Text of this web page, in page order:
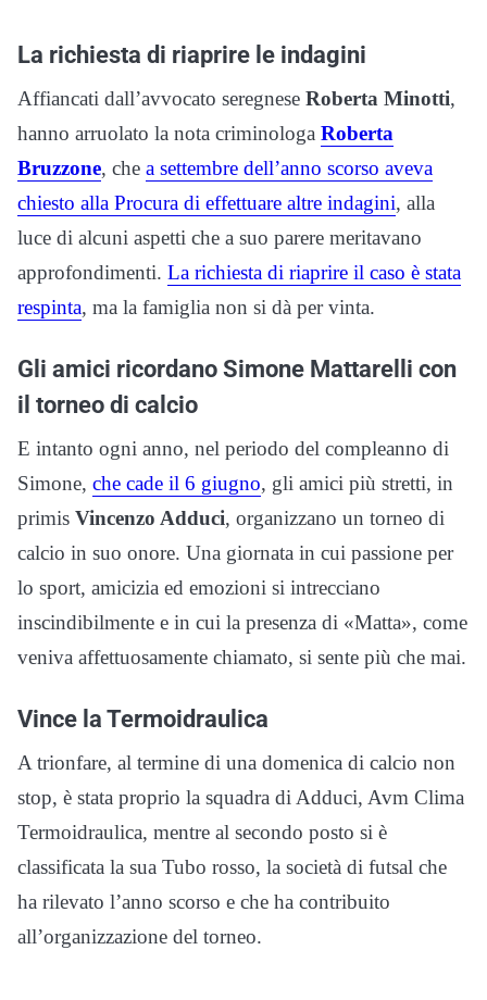
La richiesta di riaprire le indagini
Affiancati dall’avvocato seregnese Roberta Minotti,
hanno arruolato la nota criminologa Roberta
Bruzzone, che a settembre dell’anno scorso aveva
chiesto alla Procura di effettuare altre indagini, alla
luce di alcuni aspetti che a suo parere meritavano
approfondimenti. La richiesta di riaprire il caso è stata
respinta, ma la famiglia non si dà per vinta.
Gli amici ricordano Simone Mattarelli con
il torneo di calcio
E intanto ogni anno, nel periodo del compleanno di
Simone, che cade il 6 giugno, gli amici più stretti, in
primis Vincenzo Adduci, organizzano un torneo di
calcio in suo onore. Una giornata in cui passione per
lo sport, amicizia ed emozioni si intrecciano
inscindibilmente e in cui la presenza di «Matta», come
veniva affettuosamente chiamato, si sente più che mai.
Vince la Termoidraulica
A trionfare, al termine di una domenica di calcio non
stop, è stata proprio la squadra di Adduci, Avm Clima
Termoidraulica, mentre al secondo posto si è
classificata la sua Tubo rosso, la società di futsal che
ha rilevato l’anno scorso e che ha contribuito
all’organizzazione del torneo.